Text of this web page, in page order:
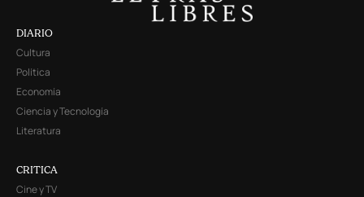
DIARIO
Cultura
Política
Economía
Ciencia y Tecnología
Literatura
CRITICA
Cine y TV